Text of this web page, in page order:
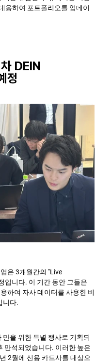
응하여 포트폴리오를 업데이
DEIN
정
은 3개월간의 "Live
입니다. 이 기간 동안 그들은
하여 자사 데이터를 사용한 비
니다.
을 위한 특별 행사로 기획되
만석되었습니다. 이러한 높은
2월에 신용 카드사를 대상으